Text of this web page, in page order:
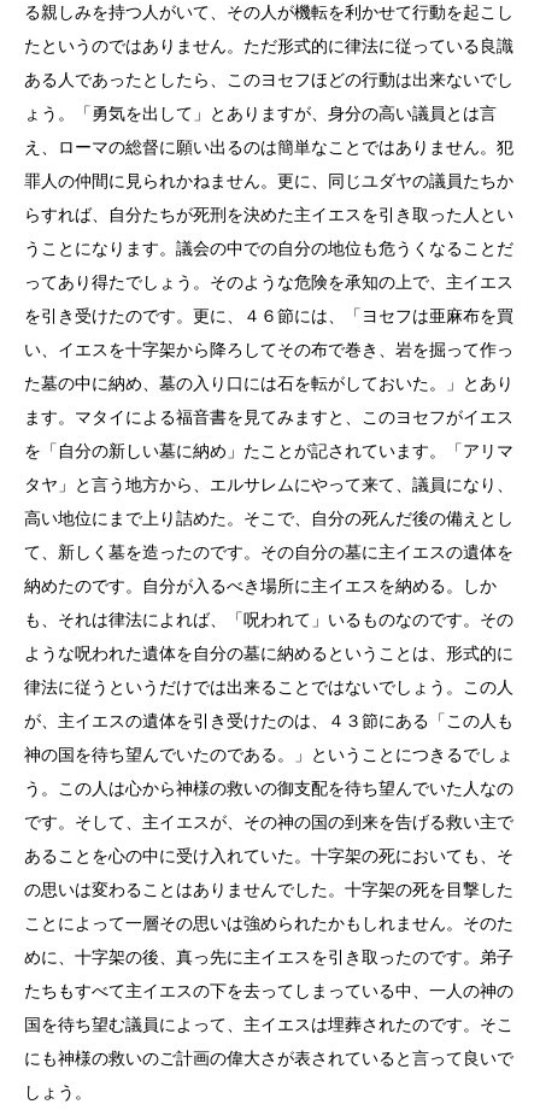
る親しみを持つ人がいて、その人が機転を利かせて行動を起こし
たというのではありません。ただ形式的に律法に従っている良識
ある人であったとしたら、このヨセフほどの行動は出来ないでし
ょう。「勇気を出して」とありますが、身分の高い議員とは言
え、ローマの総督に願い出るのは簡単なことではありません。犯
罪人の仲間に見られかねません。更に、同じユダヤの議員たちか
らすれば、自分たちが死刑を決めた主イエスを引き取った人とい
うことになります。議会の中での自分の地位も危うくなることだ
ってあり得たでしょう。そのような危険を承知の上で、主イエス
を引き受けたのです。更に、４６節には、「ヨセフは亜麻布を買
い、イエスを十字架から降ろしてその布で巻き、岩を掘って作っ
た墓の中に納め、墓の入り口には石を転がしておいた。」とあり
ます。マタイによる福音書を見てみますと、このヨセフがイエス
を「自分の新しい墓に納め」たことが記されています。「アリマ
タヤ」と言う地方から、エルサレムにやって来て、議員になり、
高い地位にまで上り詰めた。そこで、自分の死んだ後の備えとし
て、新しく墓を造ったのです。その自分の墓に主イエスの遺体を
納めたのです。自分が入るべき場所に主イエスを納める。しか
も、それは律法によれば、「呪われて」いるものなのです。その
ような呪われた遺体を自分の墓に納めるということは、形式的に
律法に従うというだけでは出来ることではないでしょう。この人
が、主イエスの遺体を引き受けたのは、４３節にある「この人も
神の国を待ち望んでいたのである。」ということにつきるでしょ
う。この人は心から神様の救いの御支配を待ち望んでいた人なの
です。そして、主イエスが、その神の国の到来を告げる救い主で
あることを心の中に受け入れていた。十字架の死においても、そ
の思いは変わることはありませんでした。十字架の死を目撃した
ことによって一層その思いは強められたかもしれません。そのた
めに、十字架の後、真っ先に主イエスを引き取ったのです。弟子
たちもすべて主イエスの下を去ってしまっている中、一人の神の
国を待ち望む議員によって、主イエスは埋葬されたのです。そこ
にも神様の救いのご計画の偉大さが表されていると言って良いで
しょう。